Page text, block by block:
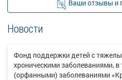
Ваши отзывы и
Новости
Фонд поддержки детей с
хроническими заболеваниями,
(орфанными) заболеваниями